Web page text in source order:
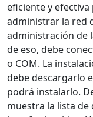
eficiente y
administrar la red
administración de
de eso, debe
o COM. La
debe descargarlo
podrá instalarlo.
muestra la lista de